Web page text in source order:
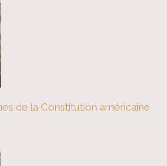
de la Constitution américaine